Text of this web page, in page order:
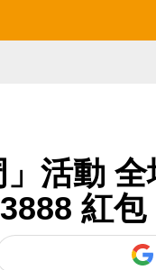
活動
3888 紅包